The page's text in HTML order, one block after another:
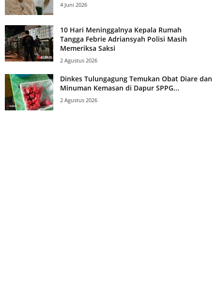
4 Juni 2026
10 Hari Meninggalnya Kepala Rumah
Tangga Febrie Adriansyah Polisi Masih
Memeriksa Saksi
2 Agustus 2026
Dinkes Tulungagung Temukan Obat Diare dan
Minuman Kemasan di Dapur SPPG...
2 Agustus 2026